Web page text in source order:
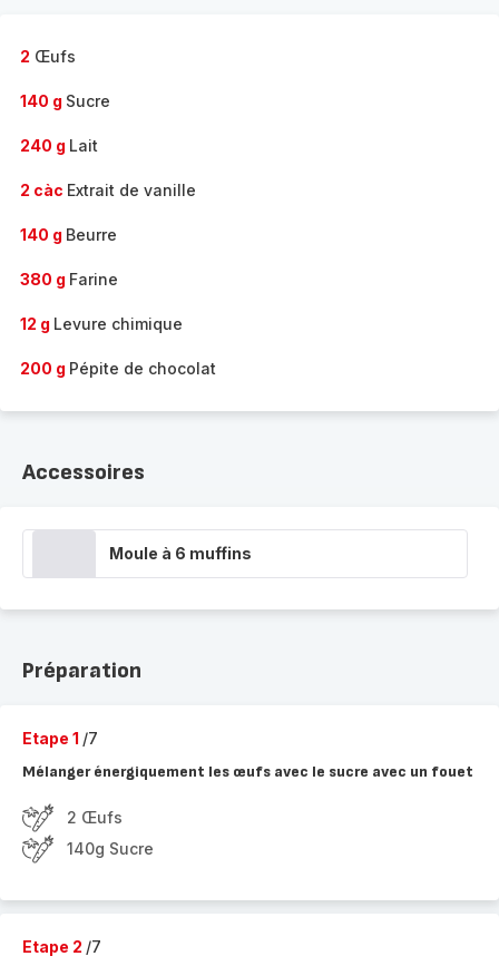
2 Œufs
140 g Sucre
240 g Lait
2 càc Extrait de vanille
140 g Beurre
380 g Farine
12 g Levure chimique
200 g Pépite de chocolat
Accessoires
Moule à 6 muffins
Préparation
Etape 1 /7
Mélanger énergiquement les œufs avec le sucre avec un fouet
2 Œufs
140g Sucre
Etape 2 /7